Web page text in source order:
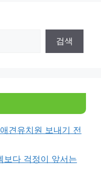
검색
견유치원 보내기 전
보다 걱정이 앞서는